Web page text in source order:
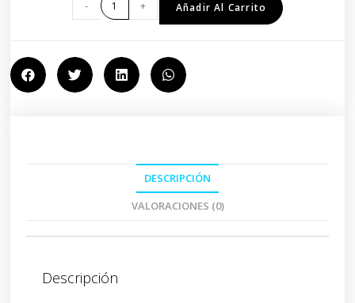
- + Añadir Al Carrito
DESCRIPCIÓN
VALORACIONES (0)
Descripción